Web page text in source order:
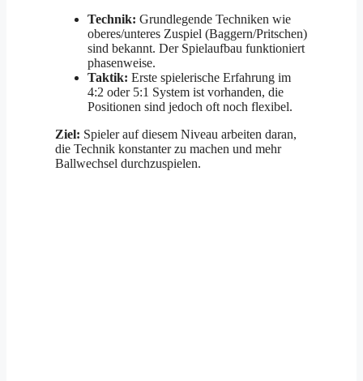
Technik: Grundlegende Techniken wie
oberes/unteres Zuspiel (Baggern/Pritschen)
sind bekannt. Der Spielaufbau funktioniert
phasenweise.
Taktik: Erste spielerische Erfahrung im
4:2 oder 5:1 System ist vorhanden, die
Positionen sind jedoch oft noch flexibel.
Ziel: Spieler auf diesem Niveau arbeiten daran,
die Technik konstanter zu machen und mehr
Ballwechsel durchzuspielen.